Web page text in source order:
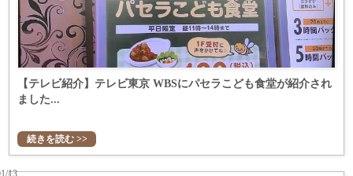
【テレビ紹介】テレビ東京 WBSにパセラこども食堂が紹介され
ました...
続きを読む >>
13